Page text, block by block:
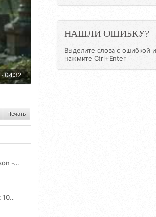
04:32
Печать
НАШЛИ ОШИБКУ?
Выделите слова с ошибкой и
нажмите Ctrl+Enter